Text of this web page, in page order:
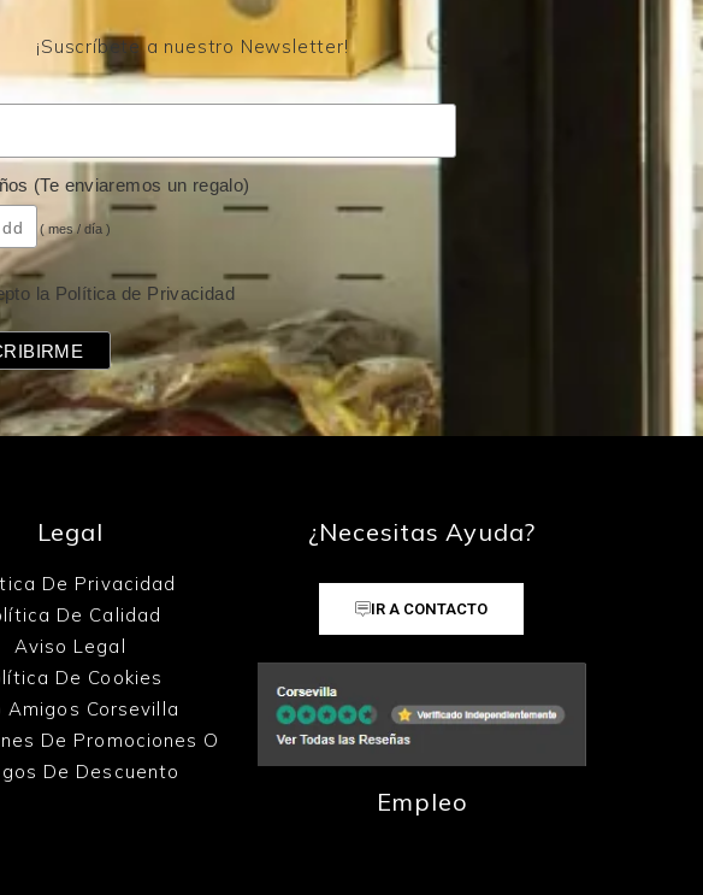
¡Suscríbete a nuestro Newsletter!
(Te enviaremos un regalo)
( mes / día )
la Política de Privacidad
Legal
De Privacidad
De Calidad
Aviso Legal
De Cookies
Amigos Corsevilla
De Promociones O
De Descuento
¿Necesitas Ayuda?
IR A CONTACTO
Empleo